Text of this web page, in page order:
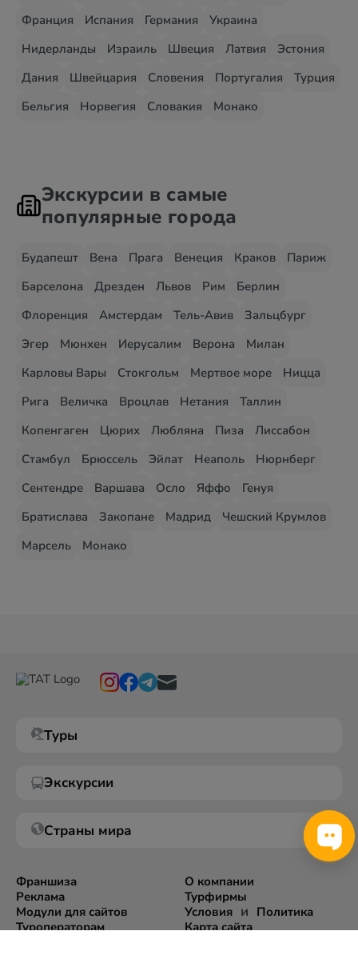
Франция
Испания Германия
Украина
Нидерланды
Израиль Швеция Латвия
Эстония
Дания
Швейцария Словения Португалия
Турция
Бельгия
Норвегия Словакия Монако
Экскурсии в самые
популярные города
Будапешт Вена Прага Венеция Краков
Париж
Барселона
Дрезден Львов Рим
Берлин
Флоренция
Амстердам Тель-Авив
Зальцбург
Эгер
Мюнхен Иерусалим Верона
Милан
Карловы Вары
Стокгольм Мертвое море
Ницца
Рига
Величка Вроцлав Нетания
Таллин
Копенгаген
Цюрих Любляна Пиза
Лиссабон
Стамбул
Брюссель Эйлат Неаполь
Нюрнберг
Сентендре
Варшава Осло Яффо
Генуя
Братислава
Закопане Мадрид
Чешский Крумлов
Марсель
Монако
Туры
Экскурсии
Страны мира
Франшиза
Реклама
Модули для сайтов
Туроператорам
О компании
Турфирмы
Условияи Политика
Карта сайта